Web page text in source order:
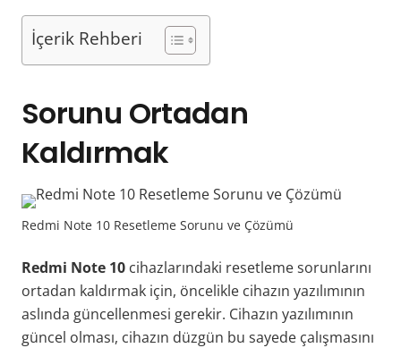
İçerik Rehberi
Sorunu Ortadan
Kaldırmak
Redmi Note 10 Resetleme Sorunu ve Çözümü
Redmi Note 10 cihazlarındaki resetleme sorunlarını
ortadan kaldırmak için, öncelikle cihazın yazılımının
aslında güncellenmesi gerekir. Cihazın yazılımının
güncel olması, cihazın düzgün bu sayede çalışmasını